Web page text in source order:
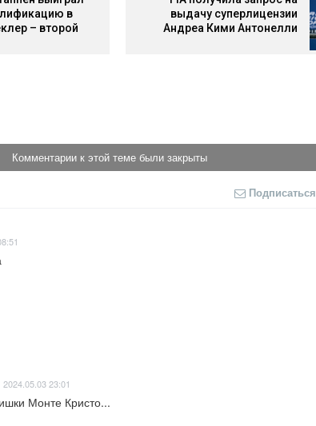
в
– второй
выдачу суперлицензии
Андреа Кими Антонелли
Комментарии к этой теме были закрыты
Подписаться
2024.05.03 23:01
Монте Кристо...